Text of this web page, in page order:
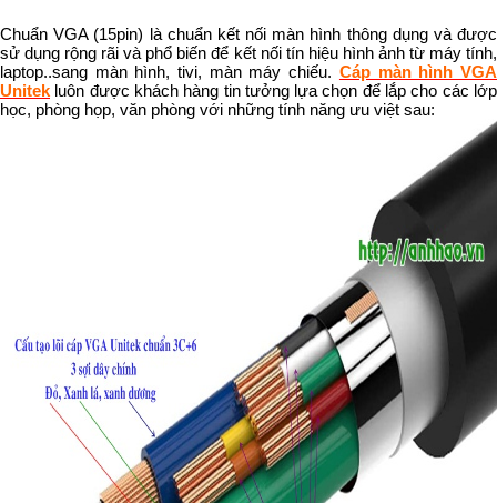
Chuẩn VGA (15pin) là chuẩn kết nối màn hình thông dụng và được
sử dụng rộng rãi và phổ biến để kết nối tín hiệu hình ảnh từ máy tính,
laptop..sang màn hình, tivi, màn máy chiếu. Cáp màn hình VGA
Unitek luôn được khách hàng tin tưởng lựa chọn để lắp cho các lớp
học, phòng họp, văn phòng với những tính năng ưu việt sau: